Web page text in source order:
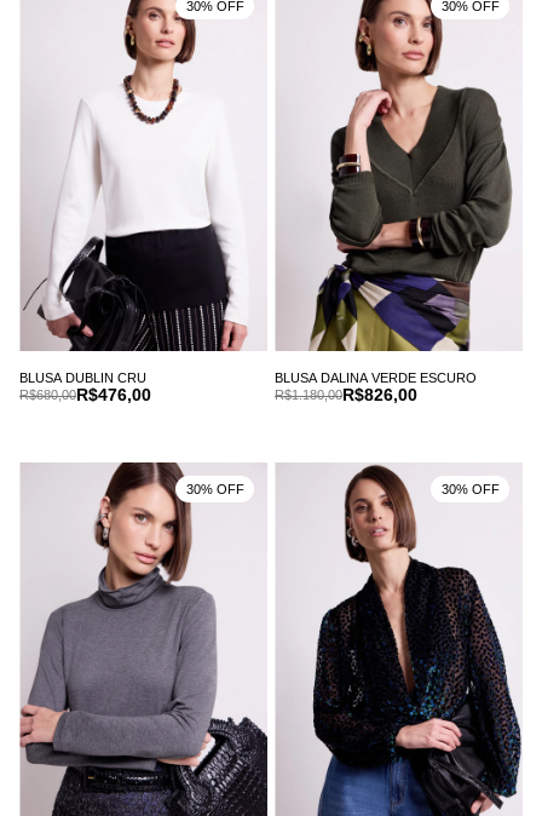
BLUSA DUBLIN CRU
R$476,00
R$680,00
30% OFF
BLUSA DALINA VERDE ESCURO
R$826,00
R$1.180,00
30% OFF
30% OFF 30% OFF